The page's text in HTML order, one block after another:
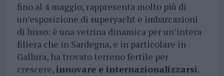
fino al 4 maggio, rappresenta molto più di
un’esposizione di superyacht e imbarcazioni
di lusso: è una vetrina dinamica per un’intera
filiera che in Sardegna, e in particolare in
Gallura, ha trovato terreno fertile per
crescere,innovare e internazionalizzarsi.